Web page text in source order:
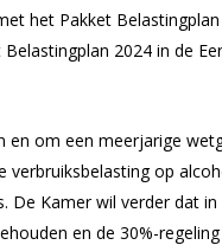
het Pakket
2024 in de
om een meerjarige
op
Kamer wil verder dat
en de 30%-